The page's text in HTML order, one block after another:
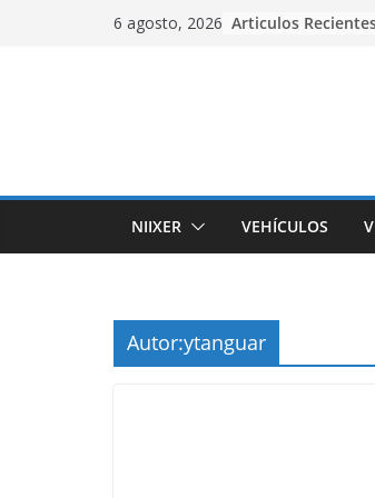
6 agosto, 2026 Articulos
NIIXER VEHÍCULOS
Autor:ytanguar